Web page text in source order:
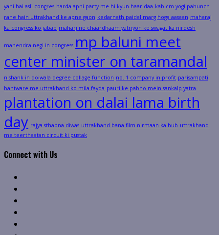
yahi hai asli congres harda apni party me hi kyun haar daa kab cm yogi pahunch
rahe hain uttrakhand ke apne gaon kedarnath paidal marg hoga aasaan maharaj
ka congress ko jabab maharj ne chaardhaam yatriyon ke swagat ka nirdesh
mahendra negi in congress mp baluni meet
center minister on taramandal
nishank in doiwala degree collage function no. 1 company in profit parisampati
bantware me uttrakhand ko mila fayda pauri ke pabho mein sankalp yatra
plantation on dalai lama birth
day rajya sthapna diwas uttrakhand bana film nirmaan ka hub uttrakhand
me teerthaatan circuit ki pustak
Connect with Us